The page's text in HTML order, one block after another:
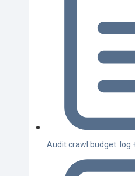
Audit crawl budget: log